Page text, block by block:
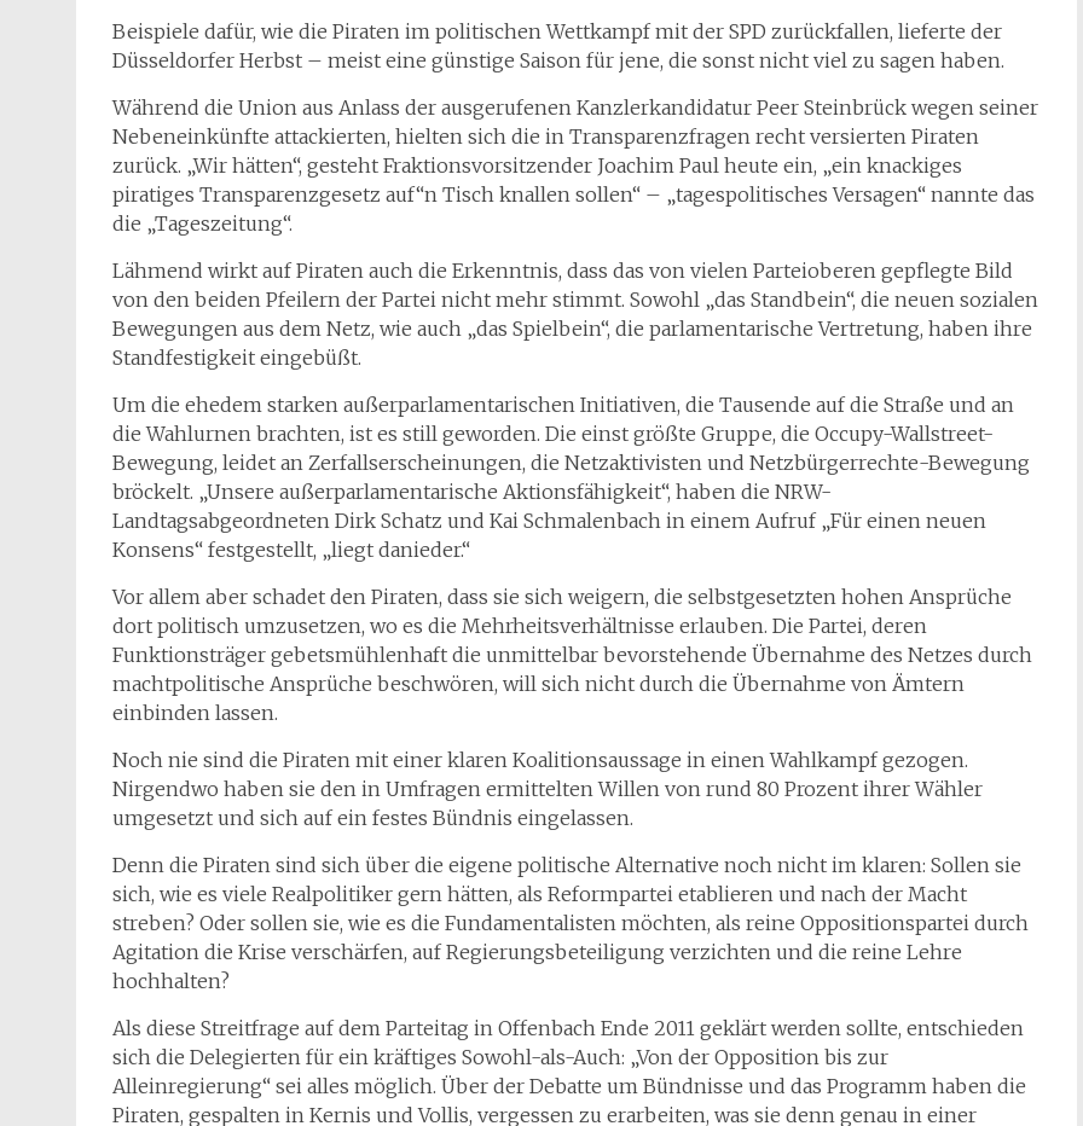
Beispiele dafür, wie die Piraten im politischen Wettkampf mit der SPD zurückfallen, lieferte der
Düsseldorfer Herbst – meist eine günstige Saison für jene, die sonst nicht viel zu sagen haben.
Während die Union aus Anlass der ausgerufenen Kanzlerkandidatur Peer Steinbrück wegen seiner
Nebeneinkünfte attackierten, hielten sich die in Transparenzfragen recht versierten Piraten
zurück. „Wir hätten“, gesteht Fraktionsvorsitzender Joachim Paul heute ein, „ein knackiges
piratiges Transparenzgesetz auf“n Tisch knallen sollen“ – „tagespolitisches Versagen“ nannte das
die „Tageszeitung“.
Lähmend wirkt auf Piraten auch die Erkenntnis, dass das von vielen Parteioberen gepflegte Bild
von den beiden Pfeilern der Partei nicht mehr stimmt. Sowohl „das Standbein“, die neuen sozialen
Bewegungen aus dem Netz, wie auch „das Spielbein“, die parlamentarische Vertretung, haben ihre
Standfestigkeit eingebüßt.
Um die ehedem starken außerparlamentarischen Initiativen, die Tausende auf die Straße und an
die Wahlurnen brachten, ist es still geworden. Die einst größte Gruppe, die Occupy-Wallstreet-
Bewegung, leidet an Zerfallserscheinungen, die Netzaktivisten und Netzbürgerrechte-Bewegung
bröckelt. „Unsere außerparlamentarische Aktionsfähigkeit“, haben die NRW-
Landtagsabgeordneten Dirk Schatz und Kai Schmalenbach in einem Aufruf „Für einen neuen
Konsens“ festgestellt, „liegt danieder.“
Vor allem aber schadet den Piraten, dass sie sich weigern, die selbstgesetzten hohen Ansprüche
dort politisch umzusetzen, wo es die Mehrheitsverhältnisse erlauben. Die Partei, deren
Funktionsträger gebetsmühlenhaft die unmittelbar bevorstehende Übernahme des Netzes durch
machtpolitische Ansprüche beschwören, will sich nicht durch die Übernahme von Ämtern
einbinden lassen.
Noch nie sind die Piraten mit einer klaren Koalitionsaussage in einen Wahlkampf gezogen.
Nirgendwo haben sie den in Umfragen ermittelten Willen von rund 80 Prozent ihrer Wähler
umgesetzt und sich auf ein festes Bündnis eingelassen.
Denn die Piraten sind sich über die eigene politische Alternative noch nicht im klaren: Sollen sie
sich, wie es viele Realpolitiker gern hätten, als Reformpartei etablieren und nach der Macht
streben? Oder sollen sie, wie es die Fundamentalisten möchten, als reine Oppositionspartei durch
Agitation die Krise verschärfen, auf Regierungsbeteiligung verzichten und die reine Lehre
hochhalten?
Als diese Streitfrage auf dem Parteitag in Offenbach Ende 2011 geklärt werden sollte, entschieden
sich die Delegierten für ein kräftiges Sowohl-als-Auch: „Von der Opposition bis zur
Alleinregierung“ sei alles möglich. Über der Debatte um Bündnisse und das Programm haben die
Piraten, gespalten in Kernis und Vollis, vergessen zu erarbeiten, was sie denn genau in einer